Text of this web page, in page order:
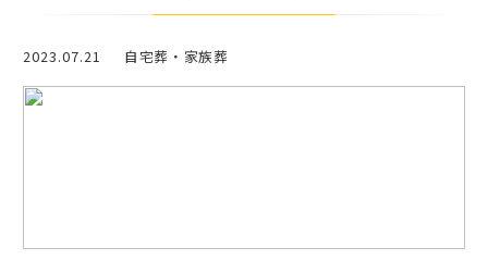
2023.07.21 自宅葬・家族葬